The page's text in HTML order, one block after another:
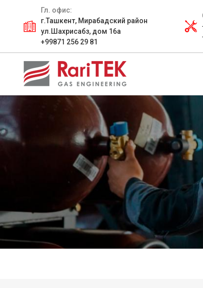
Гл. офис:
г.Ташкент, Мирабадский район
ул.Шахрисабз, дом 16а
+99871 256 29 81